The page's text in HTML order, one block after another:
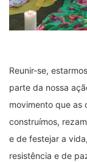
Reunir-se,
parte da nossa
movimento que as
construímos,
e de festejar a
resistência e de